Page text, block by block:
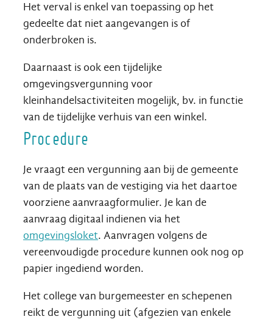
Het verval is enkel van toepassing op het
gedeelte dat niet aangevangen is of
onderbroken is.
Daarnaast is ook een tijdelijke
omgevingsvergunning voor
kleinhandelsactiviteiten mogelijk, bv. in functie
van de tijdelijke verhuis van een winkel.
Procedure
Je vraagt een vergunning aan bij de gemeente
van de plaats van de vestiging via het daartoe
voorziene aanvraagformulier. Je kan de
aanvraag digitaal indienen via het
omgevingsloket. Aanvragen volgens de
vereenvoudigde procedure kunnen ook nog op
papier ingediend worden.
Het college van burgemeester en schepenen
reikt de vergunning uit (afgezien van enkele